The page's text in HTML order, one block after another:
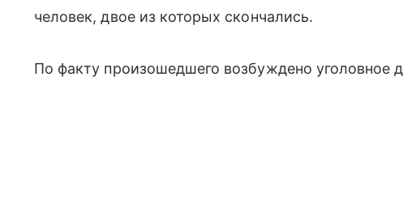
человек, двое из которых скончались.
По факту произошедшего возбуждено уголовное